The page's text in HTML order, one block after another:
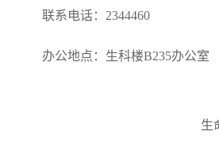
联系电话：2344460
办公地点：生科楼B235办公室
生命科学